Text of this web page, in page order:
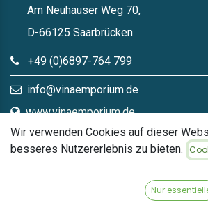
Am Neuhauser Weg 70,
D-66125 Saarbrücken
+49 (0)6897-764 799
info@vinaemporium.de
www.vinaemporium.de
Direktlinks​
Wir verwenden Cookies auf dieser
besseres Nutzererlebnis zu bieten.
Nur